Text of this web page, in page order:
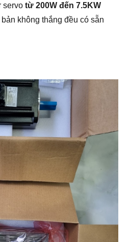
servotừ 200W đến 7.5KW
không thắng đều có sẵn